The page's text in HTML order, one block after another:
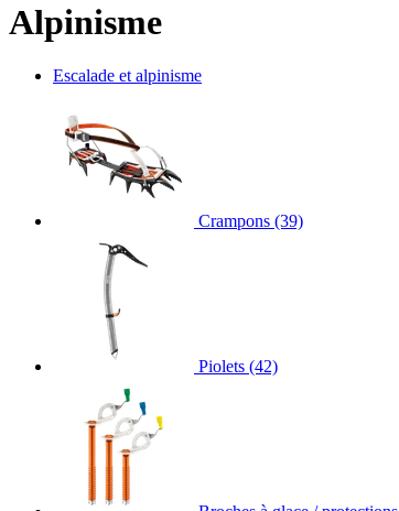
Alpinisme
Escalade et alpinisme
Crampons (39)
Piolets (42)